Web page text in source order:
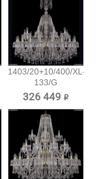
1403/20+10/400/XL-
133/G
Хрустальная...
326 449 ₽